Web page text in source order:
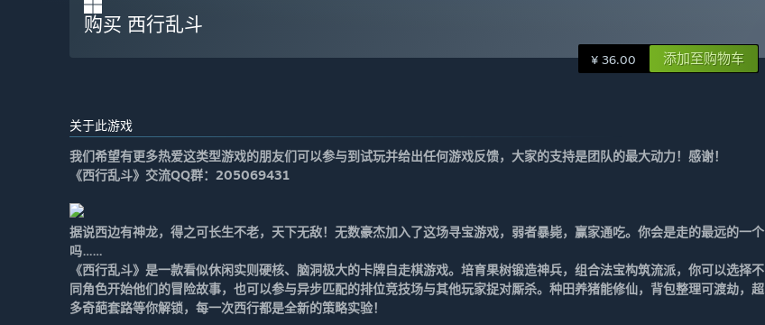
购买 西行乱斗
¥ 36.00 添加至购物车
关于此游戏
我们希望有更多热爱这类型游戏的朋友们可以参与到试玩并给出任何游戏反馈，大家的支持是团队的最大动力！感谢！
《西行乱斗》交流QQ群：205069431
据说西边有神龙，得之可长生不老，天下无敌！无数豪杰加入了这场寻宝游戏，弱者暴毙，赢家通吃。你会是走的最远的一个
吗……
《西行乱斗》是一款看似休闲实则硬核、脑洞极大的卡牌自走棋游戏。培育果树锻造神兵，组合法宝构筑流派，你可以选择不
同角色开始他们的冒险故事，也可以参与异步匹配的排位竞技场与其他玩家捉对厮杀。种田养猪能修仙，背包整理可渡劫，超
多奇葩套路等你解锁，每一次西行都是全新的策略实验！